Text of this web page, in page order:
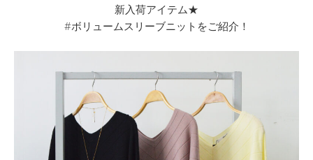
新入荷アイテム★
#ボリュームスリーブニットをご紹介！